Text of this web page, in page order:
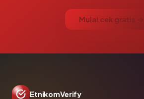
Mulai cek gratis →
EtnikomVerify